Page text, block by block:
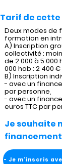
Tarif de cette
Deux modes de
formation en
A) Inscription
collectivité :
de 2 000 à 5 000
000 hab : 2 400 €
B) Inscription
- avec un
par personne,
- avec un
euros TTC par
Je souhaite
- Je m'inscris